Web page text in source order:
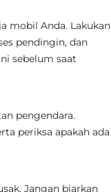
mobil Anda. Lakukan
pendingin, dan
sebelum saat
pengendara.
periksa apakah ada
Jangan biarkan